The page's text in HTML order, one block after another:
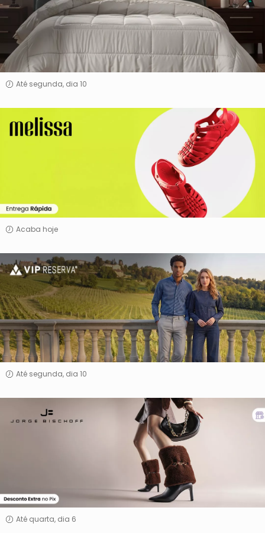
e
Acetinados
Altenburg
Até segunda, dia 10
Melissa
Acaba hoje
Vip
Reserva
Até segunda, dia 10
Bischoff
Até quarta, dia 6